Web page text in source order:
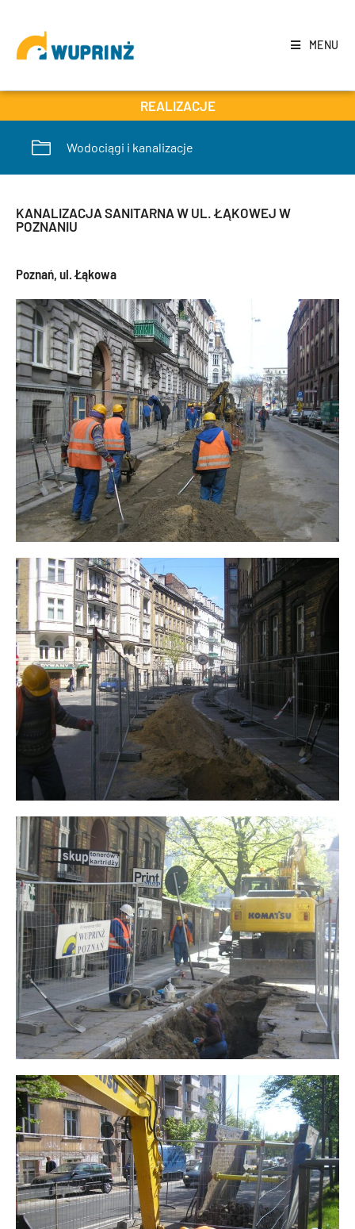
MENU
REALIZACJE
Wodociągi i kanalizacje
KANALIZACJA SANITARNA W UL. ŁĄKOWEJ W
POZNANIU
Poznań, ul. Łąkowa